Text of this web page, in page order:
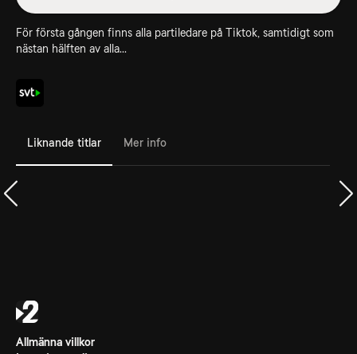
För första gången finns alla partiledare på Tiktok, samtidigt som
nästan hälften av alla...
Liknande titlar Mer info
Allmänna villkor